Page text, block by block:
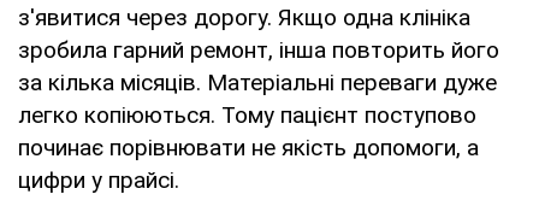
з'явитися через дорогу. Якщо одна клініка
зробила гарний ремонт, інша повторить його
за кілька місяців. Матеріальні переваги дуже
легко копіюються. Тому пацієнт поступово
починає порівнювати не якість допомоги, а
цифри у прайсі.